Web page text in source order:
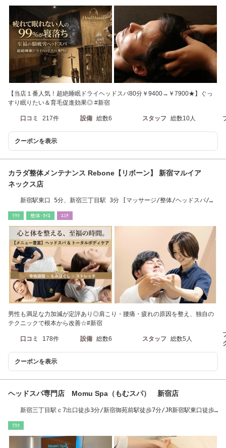
【当店１番人気！超絶睡眠ドライヘッドスパ80分￥9400→￥7900★】ぐっ
すり眠りたい＆育毛促進効果◎ #新宿
口コミ 217件 設備 総数6 スタッフ 総数10人
クーポンを表示
カラダ整体メンテナンス Rebone【リボーン】 新宿マルイア
ネックス店
新宿駅東口 5分、新宿三丁目駅 3分 [マッサージ/整体/ヘッドスパ/骨
ﾘﾗｸ 整体･ｶｲﾛ ｴｽﾃ
男性も満足な力加減が定評あり◎肩こり・腰痛・疲れの原因を整え、独自の
テクニックで根本から改善☆#新宿
口コミ 178件 設備 総数6 スタッフ 総数5人
クーポンを表示
ヘッドスパ専門店 Momu Spa（もむスパ） 新宿店
新宿三丁目駅ｃ7出口徒歩3分/新宿御苑前駅徒歩7分/JR新宿駅東口徒歩
ﾘﾗｸ